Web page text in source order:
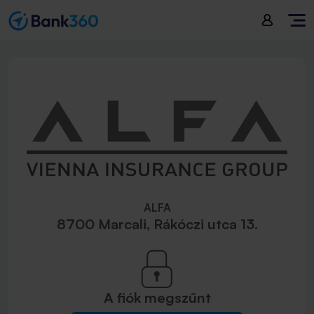
ALFA
8700 Marcali, Rákóczi utca 13.
A fiók megszűnt